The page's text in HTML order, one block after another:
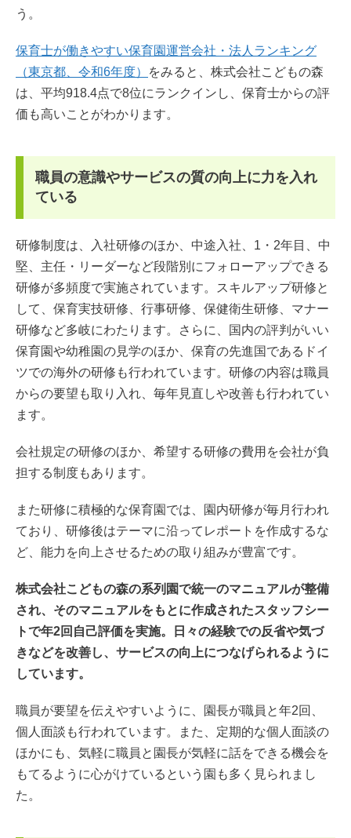
う。
保育士が働きやすい保育園運営会社・法人ランキング
（東京都、令和6年度）
をみると、株式会社こどもの森
は、平均918.4点で8位にランクインし、保育士からの評
価も高いことがわかります。
職員の意識やサービスの質の向上に力を入れ
ている
研修制度は、入社研修のほか、中途入社、1・2年目、中
堅、主任・リーダーなど段階別にフォローアップできる
研修が多頻度で実施されています。スキルアップ研修と
して、保育実技研修、行事研修、保健衛生研修、マナー
研修など多岐にわたります。さらに、国内の評判がいい
保育園や幼稚園の見学のほか、保育の先進国であるドイ
ツでの海外の研修も行われています。研修の内容は職員
からの要望も取り入れ、毎年見直しや改善も行われてい
ます。
会社規定の研修のほか、希望する研修の費用を会社が負
担する制度もあります。
また研修に積極的な保育園では、園内研修が毎月行われ
ており、研修後はテーマに沿ってレポートを作成するな
ど、能力を向上させるための取り組みが豊富です。
株式会社こどもの森の系列園で統一のマニュアルが整備
され、そのマニュアルをもとに作成されたスタッフシー
トで年2回自己評価を実施。日々の経験での反省や気づ
きなどを改善し、サービスの向上につなげられるように
しています。
職員が要望を伝えやすいように、園長が職員と年2回、
個人面談も行われています。また、定期的な個人面談の
ほかにも、気軽に職員と園長が気軽に話をできる機会を
もてるように心がけているという園も多く見られまし
た。